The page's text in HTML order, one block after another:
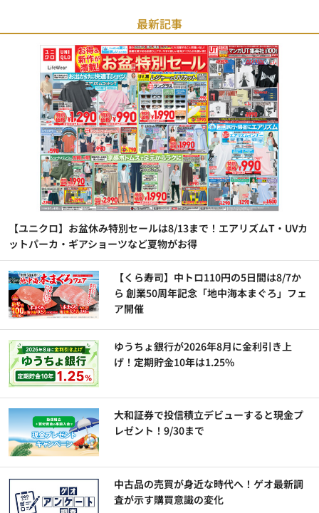
最新記事
【ユニクロ】お盆休み特別セールは8/13まで！エアリズムT・UVカ
ットパーカ・ギアショーツなど夏物がお得
【くら寿司】中トロ110円の5日間は8/7か
ら 創業50周年記念「地中海本まぐろ」フェ
ア開催
ゆうちょ銀行が2026年8月に金利引き上
げ！定期貯金10年は1.25%
大和証券で投信積立デビューすると現金プ
レゼント！9/30まで
中古品の売買が身近な時代へ！ゲオ最新調
査が示す購買意識の変化